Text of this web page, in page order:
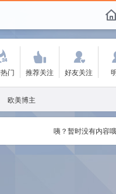
门
'
推荐关注
:
好友关注
欧美博主
咦？暂时没有内容